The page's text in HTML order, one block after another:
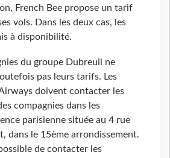
French Bee propose un tarif
vols. Dans les deux cas, les
à disponibilité.
du groupe Dubreuil ne
pas leurs tarifs. Les
doivent contacter les
compagnies dans les
parisienne située au 4 rue
dans le 15ème arrondissement.
de contacter les